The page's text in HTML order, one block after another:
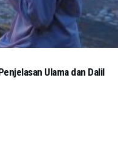
Ulama dan Dalil